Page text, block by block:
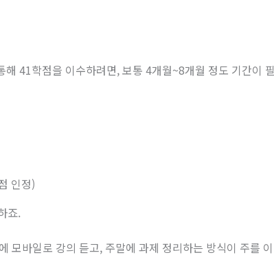
41학점을 이수하려면, 보통 4개월~8개월 정도 기간이 필
인정)
죠.
모바일로 강의 듣고, 주말에 과제 정리하는 방식이 주를 이